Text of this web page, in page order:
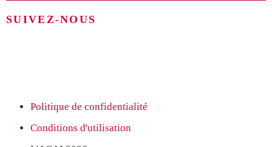
SUIVEZ-NOUS
Politique de confidentialité
Conditions d'utilisation